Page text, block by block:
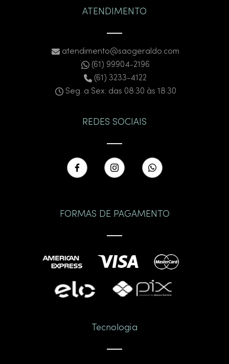
ATENDIMENTO
atendimento@saogeraldo.com
(61) 99904-2196
(61) 3233-4122
Seg. a Sex: das 08:30 às 18:30
REDES SOCIAIS
FORMAS DE PAGAMENTO
Tecnologia